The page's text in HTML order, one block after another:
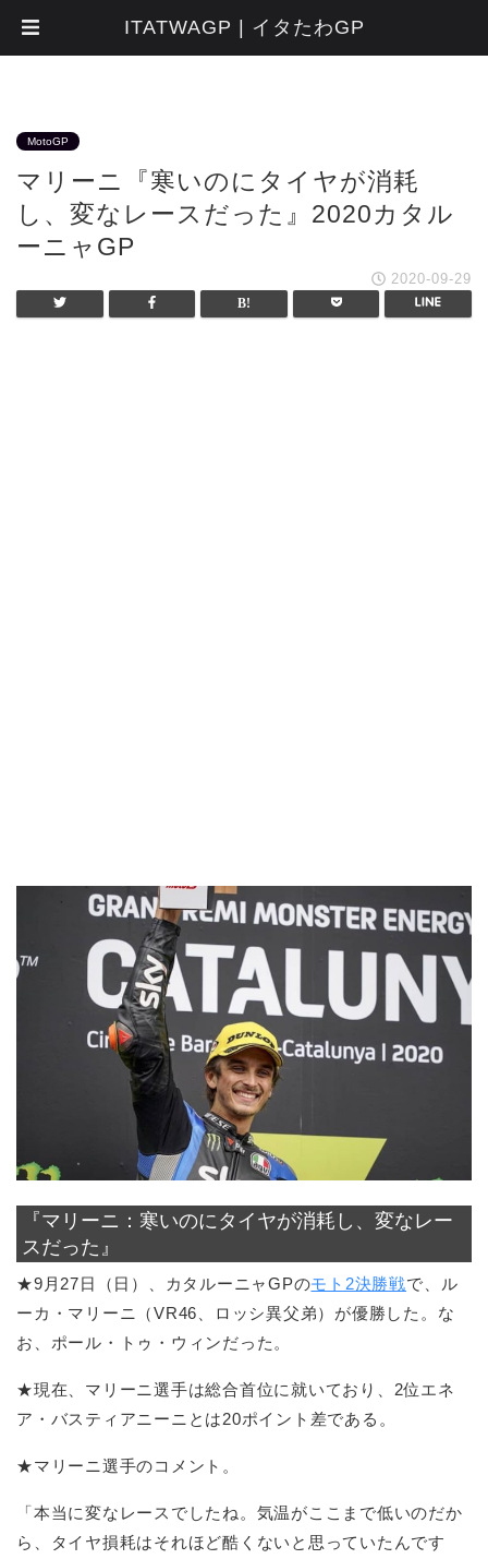
MotoGP
マリーニ『寒いのにタイヤが消耗
し、変なレースだった』2020カタル
ーニャGP
2020-09-29
『マリーニ：寒いのにタイヤが消耗し、変なレー
スだった』
★9月27日（日）、カタルーニャGPのモト2決勝戦で、ル
ーカ・マリーニ（VR46、ロッシ異父弟）が優勝した。な
お、ポール・トゥ・ウィンだった。
★現在、マリーニ選手は総合首位に就いており、2位エネ
ア・バスティアニーニとは20ポイント差である。
★マリーニ選手のコメント。
「本当に変なレースでしたね。気温がここまで低いのだか
ら、タイヤ損耗はそれほど酷くないと思っていたんです
ITATWAGP | イタたわGP